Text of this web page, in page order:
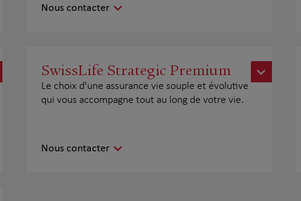
Nous contacter
SwissLife Strategic Premium
Le choix d'une assurance vie souple et évolutive
qui vous accompagne tout au long de votre vie.
Nous contacter